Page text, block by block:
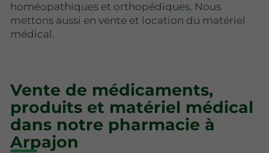
homéopathiques et orthopédiques. Nous
mettons aussi en vente et location du matériel
médical.
Vente de médicaments,
produits et matériel médical
dans notre pharmacie à
Arpajon